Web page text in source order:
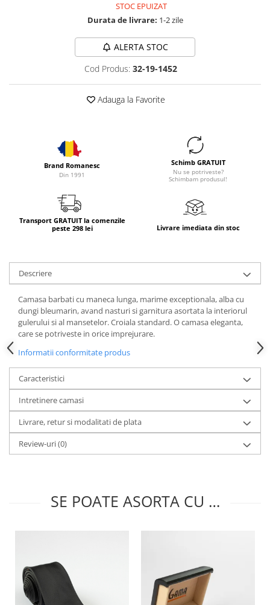
STOC EPUIZAT
Durata de livrare: 1-2 zile
ALERTA STOC
Cod Produs: 32-19-1452
Adauga la Favorite
Brand Romanesc
Din 1991
Schimb GRATUIT
Nu se potriveste?
Schimbam produsul!
Transport GRATUIT la comenzile
peste 298 lei
Livrare imediata din stoc
Descriere
Camasa barbati cu maneca lunga, marime exceptionala, alba cu
dungi bleumarin, avand nasturi si garnitura asortata la interiorul
gulerului si al mansetelor. Croiala standard. O camasa eleganta,
care se potriveste in orice imprejurare.
Informatii conformitate produs
Caracteristici
Intretinere camasi
Livrare, retur si modalitati de plata
Review-uri(0)
SE POATE ASORTA CU …